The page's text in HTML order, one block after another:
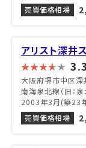
売買価格相場
アリスト深井
3.3
大阪府堺市中区
南海泉北線（旧：
2003年3月(築23
売買価格相場